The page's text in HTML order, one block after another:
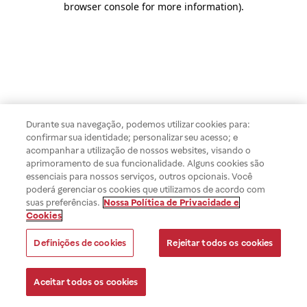
browser console for more information).
Durante sua navegação, podemos utilizar cookies para:
confirmar sua identidade; personalizar seu acesso; e
acompanhar a utilização de nossos websites, visando o
aprimoramento de sua funcionalidade. Alguns cookies são
essenciais para nossos serviços, outros opcionais. Você
poderá gerenciar os cookies que utilizamos de acordo com
suas preferências. Nossa Política de Privacidade e
Cookies
Definições de cookies Rejeitar todos os cookies
Aceitar todos os cookies